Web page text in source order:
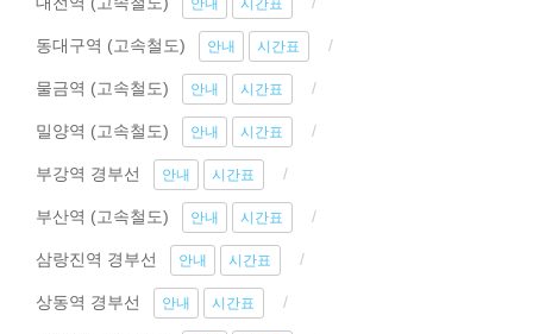
안내 시간표
동대구역 (고속철도) 안내 시간표
물금역 (고속철도) 안내 시간표
밀양역 (고속철도) 안내 시간표
부강역 경부선 안내 시간표
부산역 (고속철도) 안내 시간표
삼랑진역 경부선 안내 시간표
상동역 경부선 안내 시간표